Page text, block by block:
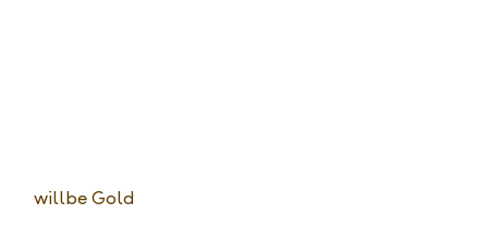
willbe Gold